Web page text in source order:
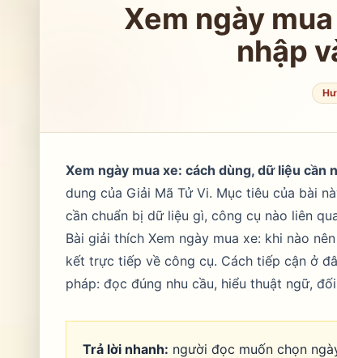
Xem ngày
nhập
Xem ngày mua xe: cách dùng, dữ liệu cần
dung của Giải Mã Tử Vi. Mục tiêu của bài
cần chuẩn bị dữ liệu gì, công cụ nào liên
Bài giải thích Xem ngày mua xe: khi nào
kết trực tiếp về công cụ. Cách tiếp cận ở
pháp: đọc đúng nhu cầu, hiểu thuật ngữ,
Trả lời nhanh: người đọc muốn chọn